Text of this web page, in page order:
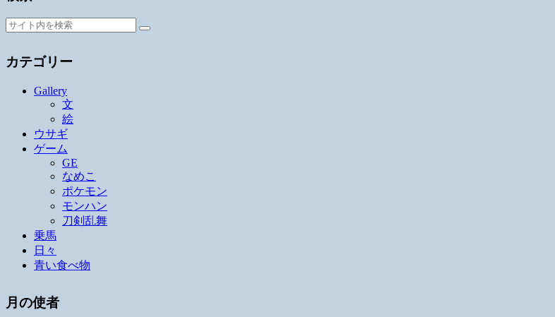
カテゴリー
Gallery
文
絵
ウサギ
ゲーム
GE
なめこ
ポケモン
モンハン
刀剣乱舞
乗馬
日々
青い食べ物
月の使者